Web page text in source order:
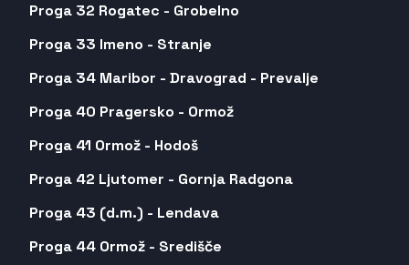
Proga 32 Rogatec - Grobelno
Proga 33 Imeno - Stranje
Proga 34 Maribor - Dravograd - Prevalje
Proga 40 Pragersko - Ormož
Proga 41 Ormož - Hodoš
Proga 42 Ljutomer - Gornja Radgona
Proga 43 (d.m.) - Lendava
Proga 44 Ormož - Središče